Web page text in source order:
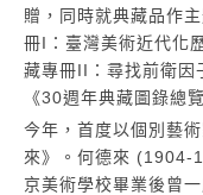
贈，同時就典藏品作
冊I：臺灣美術近代化
藏專冊II：尋找前衛因
《30週年典藏圖錄總
今年，首度以個別藝
來》。何德來 (1904-
京美術學校畢業後曾